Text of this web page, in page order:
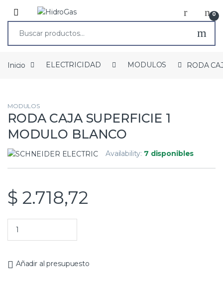
0
Inicio ELECTRICIDAD MODULOS RODA
MODULOS
RODA CAJA SUPERFICIE 1
MODULO BLANCO
Availability: 7 disponibles
$ 2.718,72
Añadir al presupuesto